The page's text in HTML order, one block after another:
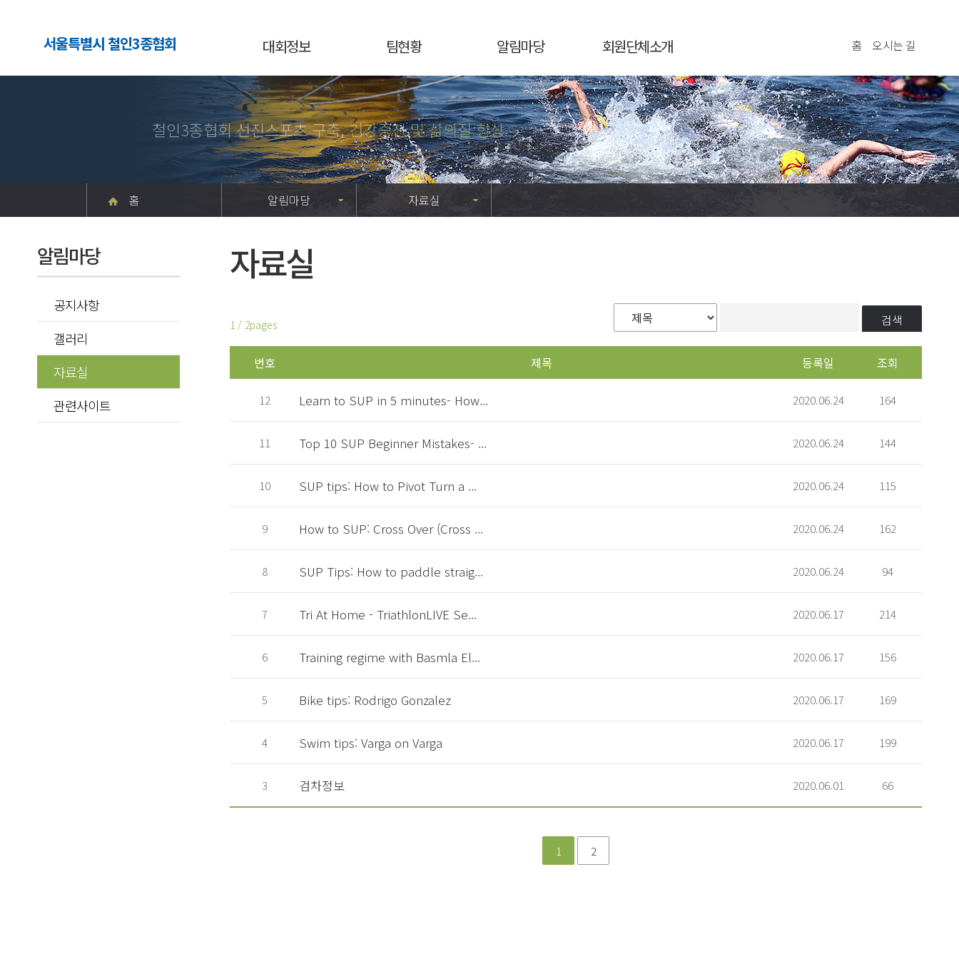
서울특별시 철인3종협회 홈 오시는 길
대회정보 팀현황 알림마당 회원단체소개
철인3종협회 선진스포츠 구축,건강증진 및 삶의질 향상
홈 알림마당 자료실
알림마당
공지사항
갤러리
자료실
관련사이트
자료실
1 / 2pages 검색
번호 제목 등록일 조회
12 Learn to SUP in 5 minutes- How... 2020.06.24 164
11 Top 10 SUP Beginner Mistakes- ... 2020.06.24 144
10 SUP tips: How to Pivot Turn a ... 2020.06.24 115
9 How to SUP: Cross Over (Cross ... 2020.06.24 162
8 SUP Tips: How to paddle straig... 2020.06.24 94
7 Tri At Home - TriathlonLIVE Se... 2020.06.17 214
6 Training regime with Basmla El... 2020.06.17 156
5 Bike tips: Rodrigo Gonzalez 2020.06.17 169
4 Swim tips: Varga on Varga 2020.06.17 199
3 검차정보 2020.06.01 66
1 2